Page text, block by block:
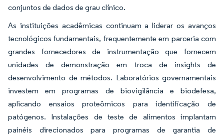
conjuntos de dados de grau clínico.
As instituições acadêmicas continuam a liderar os avanços
tecnológicos fundamentais, frequentemente em parceria com
grandes fornecedores de instrumentação que fornecem
unidades de demonstração em troca de insights de
desenvolvimento de métodos. Laboratórios governamentais
investem em programas de biovigilância e biodefesa,
aplicando ensaios proteômicos para identificação de
patógenos. Instalações de teste de alimentos implantam
painéis direcionados para programas de garantia de